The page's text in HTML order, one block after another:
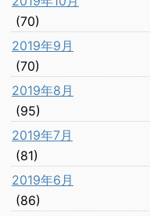
(70)
2019年9月
(70)
2019年8月
(95)
2019年7月
(81)
2019年6月
(86)